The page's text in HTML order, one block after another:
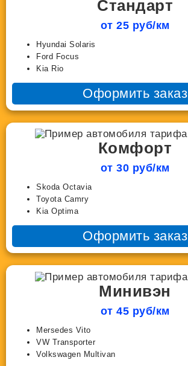
Стандарт
от 25 руб/км
Hyundai Solaris
Ford Focus
Kia Rio
Оформить заказ
Комфорт
от 30 руб/км
Skoda Octavia
Toyota Camry
Kia Optima
Оформить заказ
Минивэн
от 45 руб/км
Mersedes Vito
VW Transporter
Volkswagen Multivan